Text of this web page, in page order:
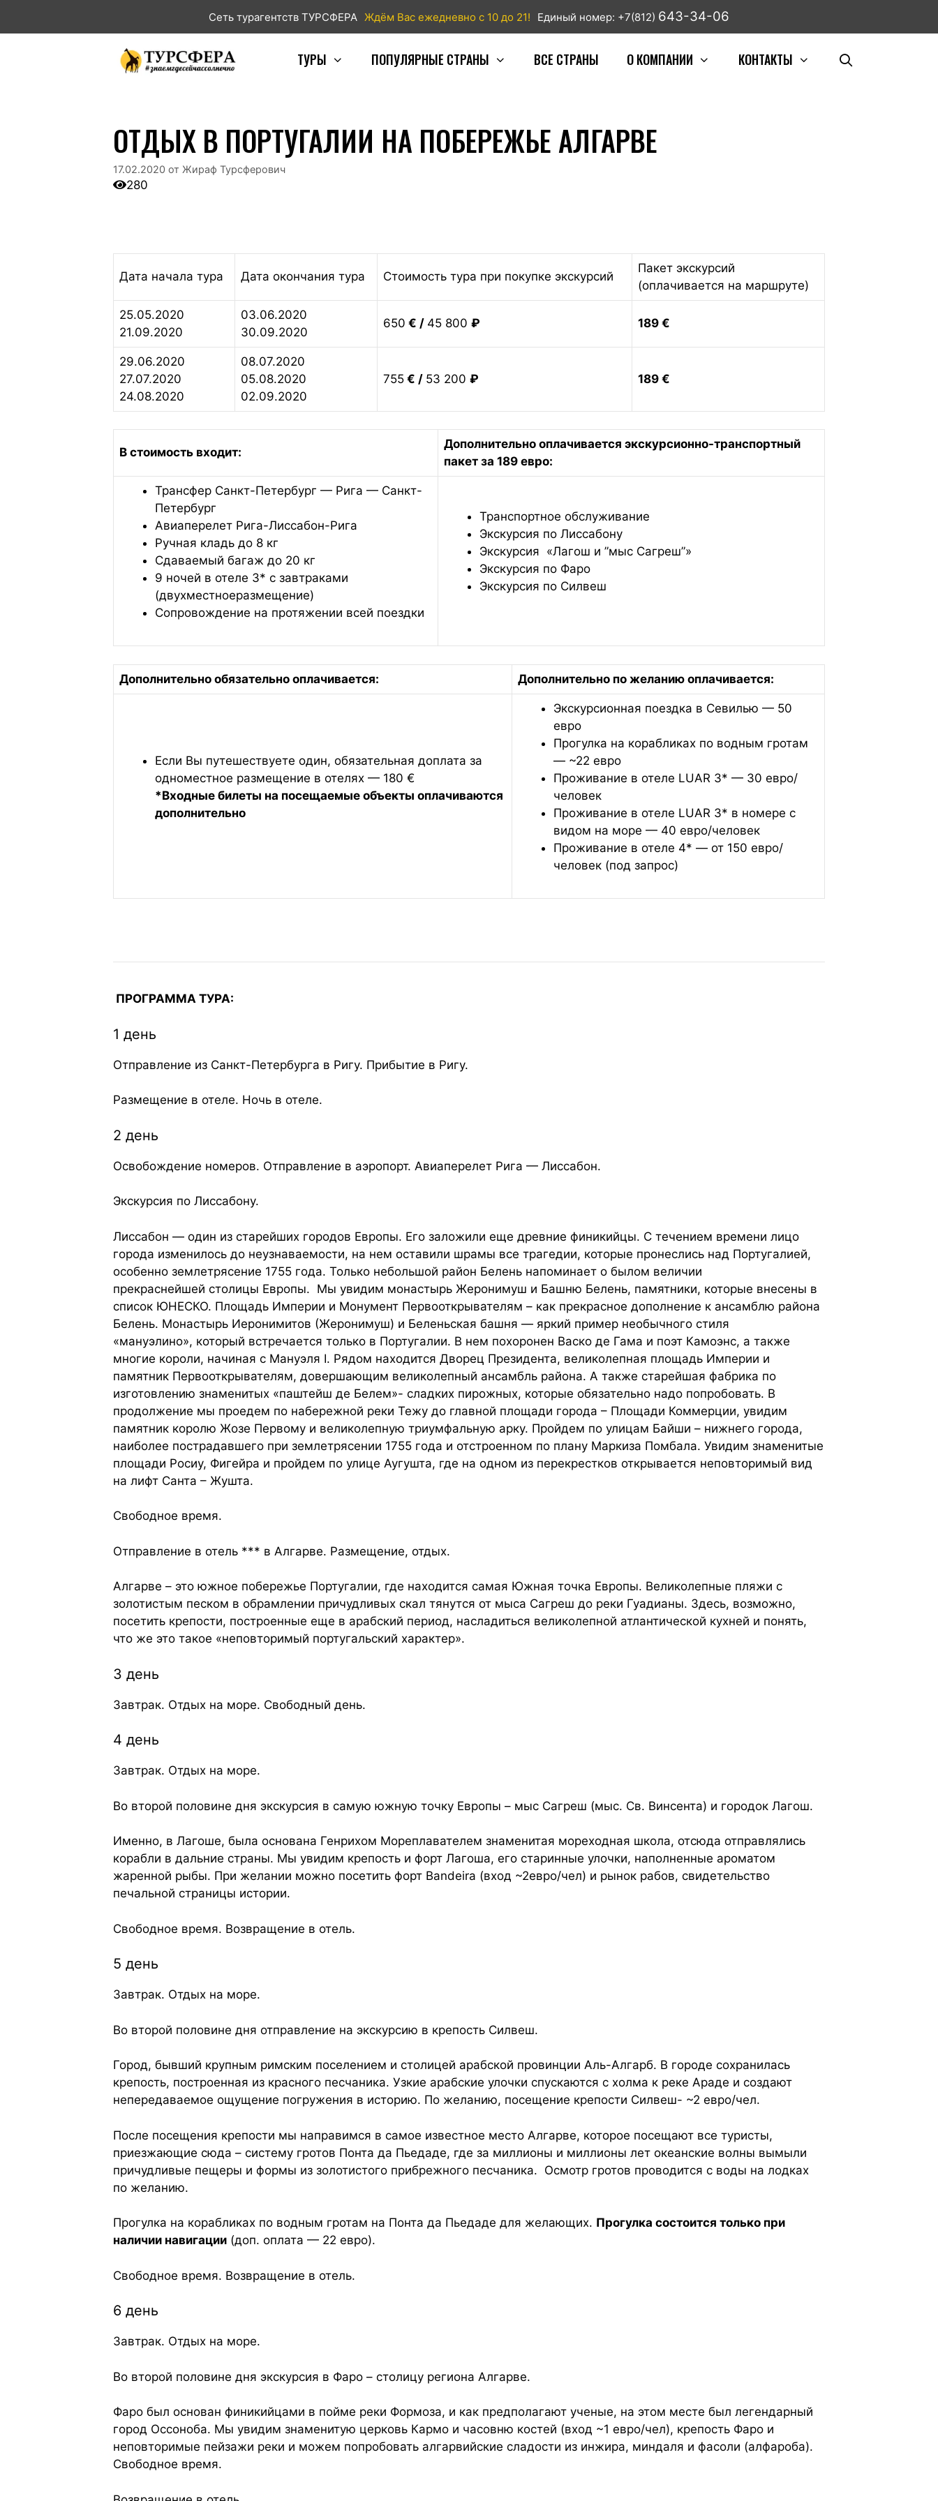
Сеть турагентств ТУРСФЕРА Ждём Вас ежедневно с 10 до 21! Единый номер: +7(812) 643-34-06
ТУРЫ ПОПУЛЯРНЫЕ СТРАНЫ ВСЕ СТРАНЫ О КОМПАНИИ КОНТАКТЫ
ОТДЫХ В ПОРТУГАЛИИ НА ПОБЕРЕЖЬЕ АЛГАРВЕ
17.02.2020 от Жираф Турсферович
280
Дата начала тура Дата окончания тура Стоимость тура при покупке экскурсий
Пакет экскурсий
(оплачивается на маршруте)
25.05.2020
21.09.2020
03.06.2020
30.09.2020
650 € / 45 800 ₽ 189 €
29.06.2020
27.07.2020
24.08.2020
08.07.2020
05.08.2020
02.09.2020
755 € / 53 200 ₽ 189 €
В стоимость входит:
Дополнительно оплачивается экскурсионно-транспортный
пакет за 189 евро:
Трансфер Санкт-Петербург — Рига — Санкт-
Петербург
Авиаперелет Рига-Лиссабон-Рига
Ручная кладь до 8 кг
Сдаваемый багаж до 20 кг
9 ночей в отеле 3* с завтраками
(двухместноеразмещение)
Сопровождение на протяжении всей поездки
Транспортное обслуживание
Экскурсия по Лиссабону
Экскурсия «Лагош и ”мыс Сагреш”»
Экскурсия по Фаро
Экскурсия по Силвеш
Дополнительно обязательно оплачивается: Дополнительно по желанию оплачивается:
Если Вы путешествуете один, обязательная доплата за
одноместное размещение в отелях — 180 €
*Входные билеты на посещаемые объекты оплачиваются
дополнительно
Экскурсионная поездка в Севилью — 50
евро
Прогулка на корабликах по водным гротам
— ~22 евро
Проживание в отеле LUAR 3* — 30 евро/
человек
Проживание в отеле LUAR 3* в номере с
видом на море — 40 евро/человек
Проживание в отеле 4* — от 150 евро/
человек (под запрос)
ПРОГРАММА ТУРА:
1 день
Отправление из Санкт-Петербурга в Ригу. Прибытие в Ригу.
Размещение в отеле. Ночь в отеле.
2 день
Освобождение номеров. Отправление в аэропорт. Авиаперелет Рига — Лиссабон.
Экскурсия по Лиссабону.
Лиссабон — один из старейших городов Европы. Его заложили еще древние финикийцы. С течением времени лицо
города изменилось до неузнаваемости, на нем оставили шрамы все трагедии, которые пронеслись над Португалией,
особенно землетрясение 1755 года. Только небольшой район Белень напоминает о былом величии
прекраснейшей столицы Европы. Мы увидим монастырь Жеронимуш и Башню Белень, памятники, которые внесены в
список ЮНЕСКО. Площадь Империи и Монумент Первооткрывателям – как прекрасное дополнение к ансамблю района
Белень. Монастырь Иеронимитов (Жеронимуш) и Беленьская башня — яркий пример необычного стиля
«мануэлино», который встречается только в Португалии. В нем похоронен Васко де Гама и поэт Камоэнс, а также
многие короли, начиная с Мануэля I. Рядом находится Дворец Президента, великолепная площадь Империи и
памятник Первооткрывателям, довершающим великолепный ансамбль района. А также старейшая фабрика по
изготовлению знаменитых «паштейш де Белем»- сладких пирожных, которые обязательно надо попробовать. В
продолжение мы проедем по набережной реки Тежу до главной площади города – Площади Коммерции, увидим
памятник королю Жозе Первому и великолепную триумфальную арку. Пройдем по улицам Байши – нижнего города,
наиболее пострадавшего при землетрясении 1755 года и отстроенном по плану Маркиза Помбала. Увидим знаменитые
площади Росиу, Фигейра и пройдем по улице Аугушта, где на одном из перекрестков открывается неповторимый вид
на лифт Санта – Жушта.
Свободное время.
Отправление в отель *** в Алгарве. Размещение, отдых.
Алгарве – это южное побережье Португалии, где находится самая Южная точка Европы. Великолепные пляжи с
золотистым песком в обрамлении причудливых скал тянутся от мыса Сагреш до реки Гуадианы. Здесь, возможно,
посетить крепости, построенные еще в арабский период, насладиться великолепной атлантической кухней и понять,
что же это такое «неповторимый португальский характер».
3 день
Завтрак. Отдых на море. Свободный день.
4 день
Завтрак. Отдых на море.
Во второй половине дня экскурсия в самую южную точку Европы – мыс Сагреш (мыс. Св. Винсента) и городок Лагош.
Именно, в Лагоше, была основана Генрихом Мореплавателем знаменитая мореходная школа, отсюда отправлялись
корабли в дальние страны. Мы увидим крепость и форт Лагоша, его старинные улочки, наполненные ароматом
жаренной рыбы. При желании можно посетить форт Bandeira (вход ~2евро/чел) и рынок рабов, свидетельство
печальной страницы истории.
Свободное время. Возвращение в отель.
5 день
Завтрак. Отдых на море.
Во второй половине дня отправление на экскурсию в крепость Силвеш.
Город, бывший крупным римским поселением и столицей арабской провинции Аль-Алгарб. В городе сохранилась
крепость, построенная из красного песчаника. Узкие арабские улочки спускаются с холма к реке Араде и создают
непередаваемое ощущение погружения в историю. По желанию, посещение крепости Силвеш- ~2 евро/чел.
После посещения крепости мы направимся в самое известное место Алгарве, которое посещают все туристы,
приезжающие сюда – систему гротов Понта да Пьедаде, где за миллионы и миллионы лет океанские волны вымыли
причудливые пещеры и формы из золотистого прибрежного песчаника. Осмотр гротов проводится с воды на лодках
по желанию.
Прогулка на корабликах по водным гротам на Понта да Пьедаде для желающих. Прогулка состоится только при
наличии навигации (доп. оплата — 22 евро).
Свободное время. Возвращение в отель.
6 день
Завтрак. Отдых на море.
Во второй половине дня экскурсия в Фаро – столицу региона Алгарве.
Фаро был основан финикийцами в пойме реки Формоза, и как предполагают ученые, на этом месте был легендарный
город Оссоноба. Мы увидим знаменитую церковь Кармо и часовню костей (вход ~1 евро/чел), крепость Фаро и
неповторимые пейзажи реки и можем попробовать алгарвийские сладости из инжира, миндаля и фасоли (алфароба).
Свободное время.